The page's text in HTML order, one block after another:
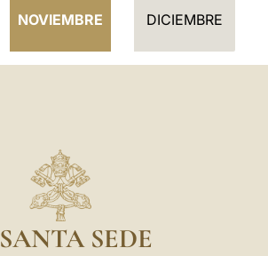
NOVIEMBRE DICIEMBRE
SANTA SEDE